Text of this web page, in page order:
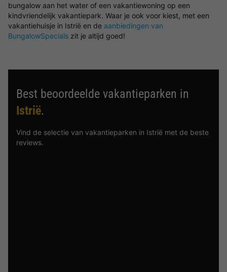
bungalow aan het water of een vakantiewoning op een
kindvriendelijk vakantiepark. Waar je ook voor kiest, met een
vakantiehuisje in Istrië en de aanbiedingen van
BungalowSpecials zit je altijd goed!
Best beoordeelde vakantieparken in
Istrië.
Vind de selectie van vakantieparken in Istrië met de beste
reviews.